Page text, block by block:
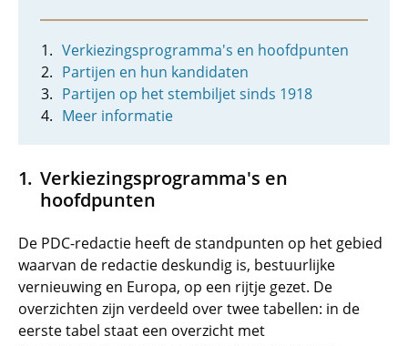
Verkiezingsprogramma's en hoofdpunten
Partijen en hun kandidaten
Partijen op het stembiljet sinds 1918
Meer informatie
Verkiezingsprogramma's en
hoofdpunten
De PDC-redactie heeft de standpunten op het gebied
waarvan de redactie deskundig is, bestuurlijke
vernieuwing en Europa, op een rijtje gezet. De
overzichten zijn verdeeld over twee tabellen: in de
eerste tabel staat een overzicht met